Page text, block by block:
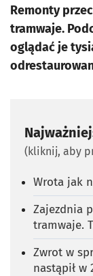
Remonty
tramwaje.
oglądać je
(kliknij, aby
Wrota jak
Zajezdnia
tramwaje.
Zwrot w
nastąpił w